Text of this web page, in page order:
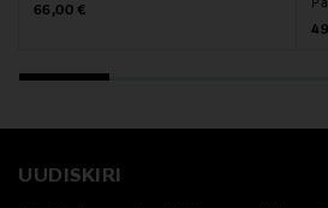
Original Price
66,00 €
UUDISKIRI